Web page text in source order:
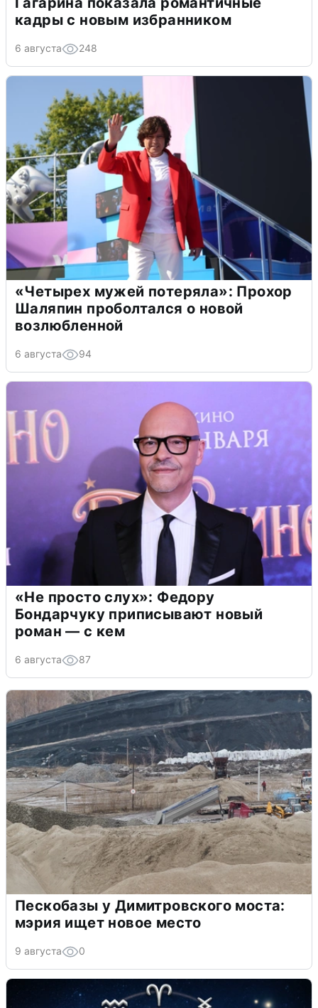
кадры с новым избранником
6 августа 248
«Четырех мужей потеряла»: Прохор
Шаляпин проболтался о новой
возлюбленной
6 августа 94
«Не просто слух»: Федору
Бондарчуку приписывают новый
роман — с кем
6 августа 87
Пескобазы у Димитровского моста:
мэрия ищет новое место
9 августа 0